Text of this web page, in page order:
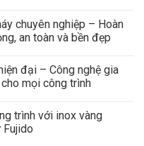
chuyên nghiệp – Hoàn
an toàn và bền đẹp
đại – Công nghệ gia
mọi công trình
trình với inox vàng